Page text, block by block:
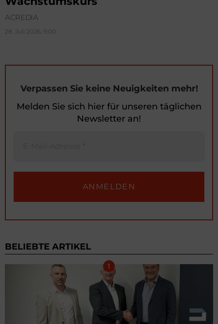
ACREDIA
28. Juli 2026, 9:00
Verpassen Sie keine Neuigkeiten mehr!
Melden Sie sich hier für unseren täglichen
Newsletter an!
BELIEBTE ARTIKEL